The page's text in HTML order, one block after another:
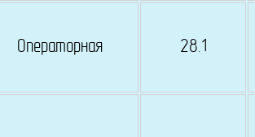
Операторная 28.1